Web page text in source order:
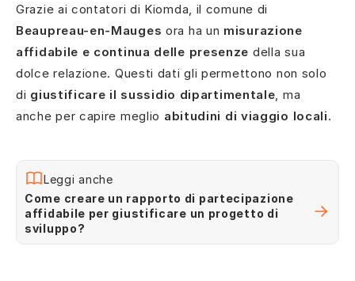
Grazie ai contatori di Kiomda, il comune di
Beaupreau-en-Mauges ora ha un misurazione
affidabile e continua delle presenze della sua
dolce relazione. Questi dati gli permettono non solo
di giustificare il sussidio dipartimentale , ma
anche per capire meglio abitudini di viaggio locali.
Leggi anche
Come creare un rapporto di partecipazione
affidabile per giustificare un progetto di
sviluppo?